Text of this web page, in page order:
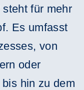
steht für mehr
Es umfasst
von
oder
hin zu dem